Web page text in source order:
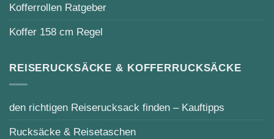
Kofferrollen Ratgeber
Koffer 158 cm Regel
REISERUCKSÄCKE & KOFFERRUCKSÄCKE
den richtigen Reiserucksack finden – Kauftipps
Rucksäcke & Reisetaschen